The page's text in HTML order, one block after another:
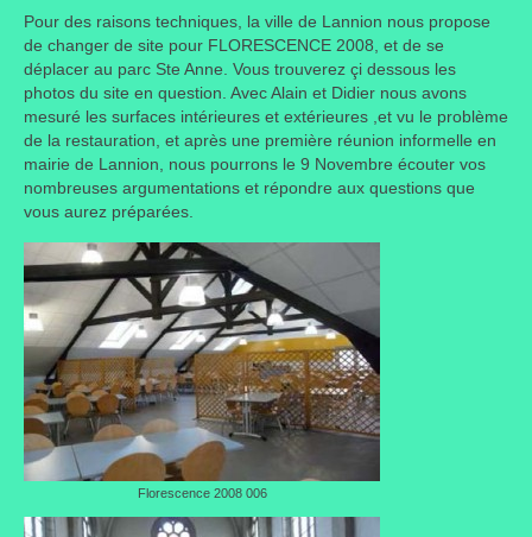
Taille des arbres et arbustes
Vannerie
Autres
Bibliothèque
Revues
Listes
Evénements
Amis jardiniers du Devon
Fête des plantes
Florescence
Pour des raisons techniques, la ville de Lannion nous propose
de changer de site pour FLORESCENCE 2008, et de se
déplacer au parc Ste Anne. Vous trouverez çi dessous les
photos du site en question. Avec Alain et Didier nous avons
mesuré les surfaces intérieures et extérieures ,et vu le problème
de la restauration, et après une première réunion informelle en
mairie de Lannion, nous pourrons le 9 Novembre écouter vos
nombreuses argumentations et répondre aux questions que
vous aurez préparées.
Florescence 2008 006